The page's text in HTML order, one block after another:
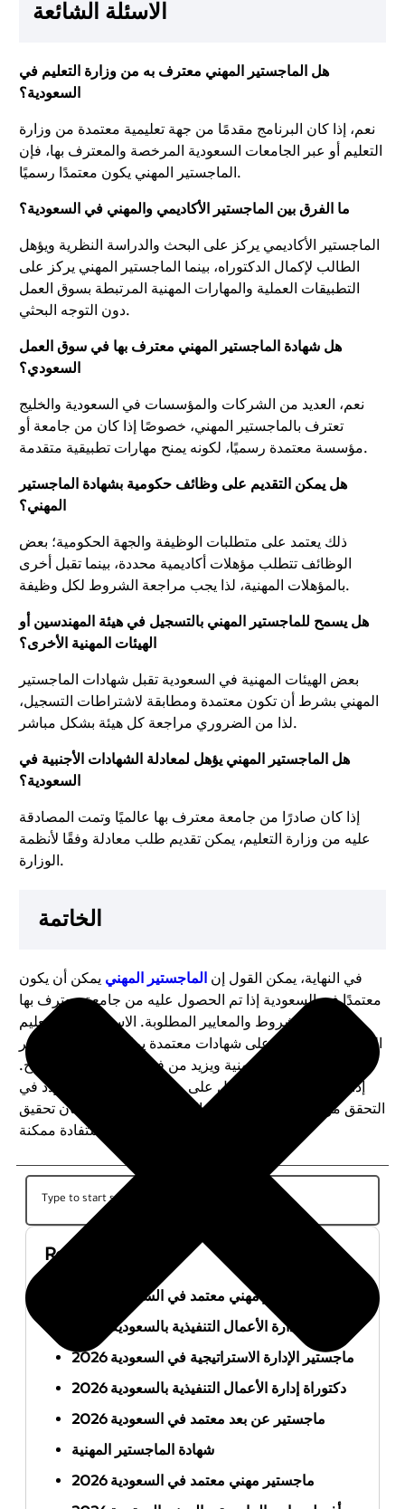
الاسئلة الشائعة
هل الماجستير المهني معترف به من وزارة التعليم في
السعودية؟
نعم، إذا كان البرنامج مقدمًا من جهة تعليمية معتمدة من وزارة
التعليم أو عبر الجامعات السعودية المرخصة والمعترف بها، فإن
الماجستير المهني يكون معتمدًا رسميًا.
ما الفرق بين الماجستير الأكاديمي والمهني في السعودية؟
الماجستير الأكاديمي يركز على البحث والدراسة النظرية ويؤهل
الطالب لإكمال الدكتوراه، بينما الماجستير المهني يركز على
التطبيقات العملية والمهارات المهنية المرتبطة بسوق العمل
دون التوجه البحثي.
هل شهادة الماجستير المهني معترف بها في سوق العمل
السعودي؟
نعم، العديد من الشركات والمؤسسات في السعودية والخليج
تعترف بالماجستير المهني، خصوصًا إذا كان من جامعة أو
مؤسسة معتمدة رسميًا، لكونه يمنح مهارات تطبيقية متقدمة.
هل يمكن التقديم على وظائف حكومية بشهادة الماجستير
المهني؟
ذلك يعتمد على متطلبات الوظيفة والجهة الحكومية؛ بعض
الوظائف تتطلب مؤهلات أكاديمية محددة، بينما تقبل أخرى
بالمؤهلات المهنية، لذا يجب مراجعة الشروط لكل وظيفة.
هل يسمح للماجستير المهني بالتسجيل في هيئة المهندسين أو
الهيئات المهنية الأخرى؟
بعض الهيئات المهنية في السعودية تقبل شهادات الماجستير
المهني بشرط أن تكون معتمدة ومطابقة لاشتراطات التسجيل،
لذا من الضروري مراجعة كل هيئة بشكل مباشر.
هل الماجستير المهني يؤهل لمعادلة الشهادات الأجنبية في
السعودية؟
إذا كان صادرًا من جامعة معترف بها عالميًا وتمت المصادقة
عليه من وزارة التعليم، يمكن تقديم طلب معادلة وفقًا لأنظمة
الوزارة.
الخاتمة
في النهاية، يمكن القول إن الماجستير المهني يمكن أن يكون
معتمدًا في السعودية إذا تم الحصول عليه من جامعة معترف بها
ويلبي الشروط والمعايير المطلوبة. الاستثمار في التعليم
المستمر والحصول على شهادات معتمدة يمكن أن يكون له تأثير
كبير على مسيرتك المهنية ويزيد من فرصك في تحقيق النجاح.
إذا كنت تفكر في الحصول على ماجستير مهني، فلا تتردد في
التحقق من اعتماد البرنامج قبل البدء في الدراسة لضمان تحقيق
Recent Posts
أفضل ماجستير مهني معتمد في السعودية 2026
ماجستير إدارة الأعمال التنفيذية بالسعودية 2026
ماجستير الإدارة الاستراتيجية في السعودية 2026
دكتوراة إدارة الأعمال التنفيذية بالسعودية 2026
ماجستير عن بعد معتمد في السعودية 2026
شهادة الماجستير المهنية
ماجستير مهني معتمد في السعودية 2026